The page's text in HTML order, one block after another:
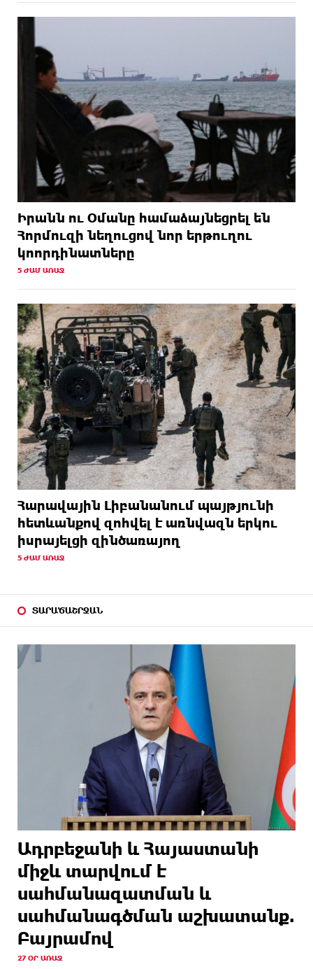
Իրանն ու Օմանը համաձայնեցրել են
Հորմուզի նեղուցով նոր երթուղու
կոորդինատները
5 ԺԱՄ ԱՌԱՋ
Հարավային Լիբանանում պայթյունի
հետևանքով զոհվել է առնվազն երկու
իսրայելցի զինծառայող
5 ԺԱՄ ԱՌԱՋ
ՏԱՐԱԾԱՇՐՋԱՆ
Ադրբեջանի և Հայաստանի
միջև տարվում է
սահմանազատման և
սահմանագծման աշխատանք.
Բայրամով
27 ՕՐ ԱՌԱՋ